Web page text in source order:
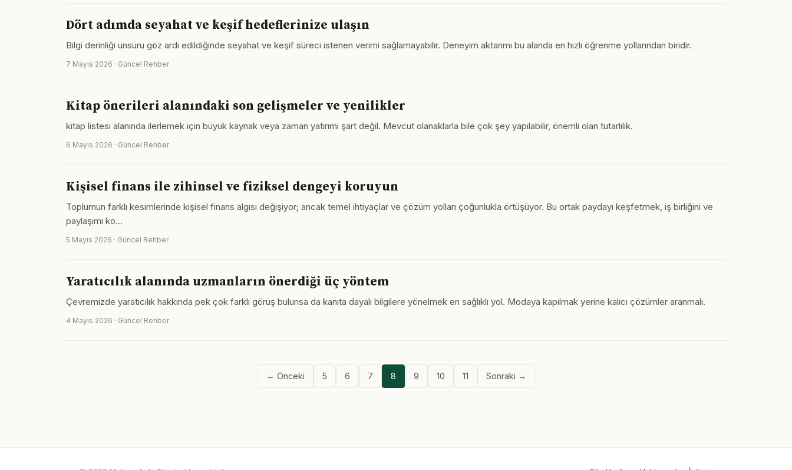
Dört adımda seyahat ve keşif hedeflerinize ulaşın
Bilgi derinliği unsuru göz ardı edildiğinde seyahat ve keşif süreci istenen verimi sağlamayabilir. Deneyim aktarımı bu alanda en hızlı öğrenme yollarından biridir.
7 Mayıs 2026 · Güncel Rehber
Kitap önerileri alanındaki son gelişmeler ve yenilikler
kitap listesi alanında ilerlemek için büyük kaynak veya zaman yatırımı şart değil. Mevcut olanaklarla bile çok şey yapılabilir, önemli olan tutarlılık.
6 Mayıs 2026 · Güncel Rehber
Kişisel finans ile zihinsel ve fiziksel dengeyi koruyun
Toplumun farklı kesimlerinde kişisel finans algısı değişiyor; ancak temel ihtiyaçlar ve çözüm yolları çoğunlukla örtüşüyor. Bu ortak paydayı keşfetmek, iş birliğini ve
paylaşımı ko…
5 Mayıs 2026 · Güncel Rehber
Yaratıcılık alanında uzmanların önerdiği üç yöntem
Çevremizde yaratıcılık hakkında pek çok farklı görüş bulunsa da kanıta dayalı bilgilere yönelmek en sağlıklı yol. Modaya kapılmak yerine kalıcı çözümler aranmalı.
4 Mayıs 2026 · Güncel Rehber
← Önceki 5 6 7 8 9 10 11 Sonraki →